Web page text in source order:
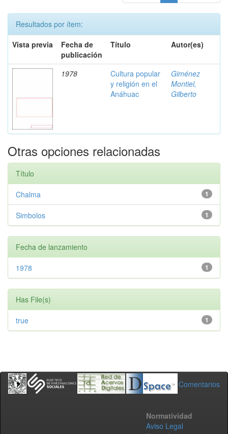
Resultados por ítem:
Vista previa
Fecha de
publicación
Título Autor(es)
1978
Cultura popular
y religión en el
Anáhuac
Giménez
Montiel,
Gilberto
Otras opciones relacionadas
Título
1
Chalma
1
Simbolos
Fecha de lanzamiento
1
1978
Has File(s)
1
true
Comentarios
Normatividad
Aviso Legal